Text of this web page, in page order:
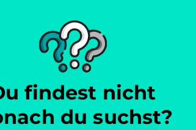
findest nicht
du suchst?